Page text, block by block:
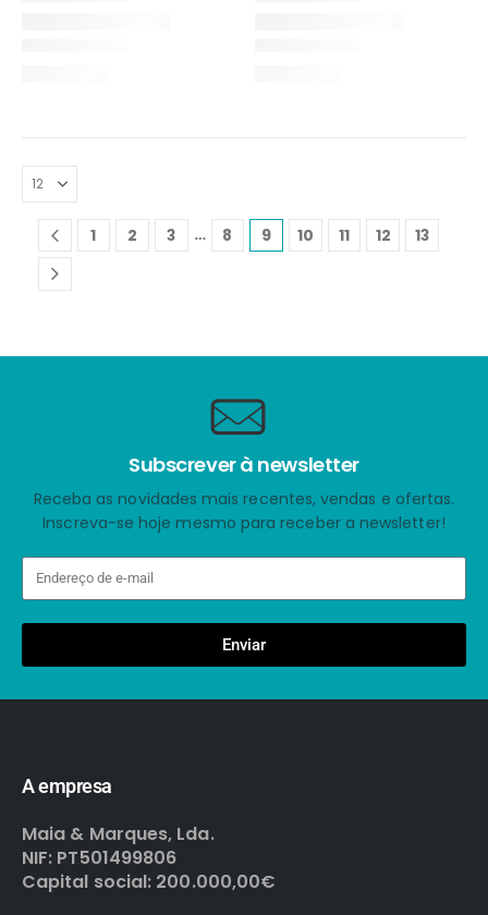
1 2 3 … 8 9 10 11 12 13
Subscrever à newsletter
Receba as novidades mais recentes, vendas e ofertas.
Inscreva-se hoje mesmo para receber a newsletter!
Enviar
A empresa
Maia & Marques, Lda.
NIF: PT501499806
Capital social: 200.000,00€